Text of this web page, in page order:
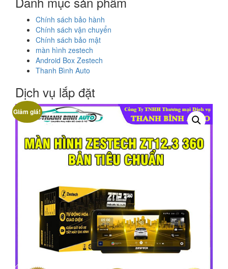
Chính sách bảo hành
Chính sách vận chuyển
Chính sách bảo mật
màn hình zestech
Android Box Zestech
Thanh Bình Auto
Dịch vụ lắp đặt
Giảm giá!